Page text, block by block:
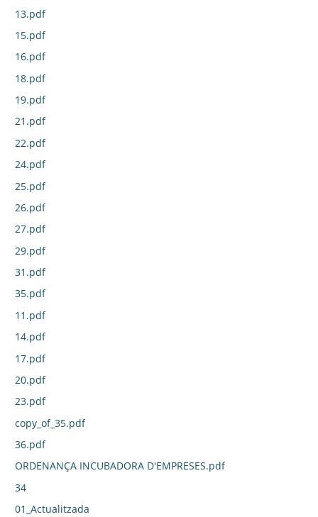
13.pdf
15.pdf
16.pdf
18.pdf
19.pdf
21.pdf
22.pdf
24.pdf
25.pdf
26.pdf
27.pdf
29.pdf
31.pdf
35.pdf
11.pdf
14.pdf
17.pdf
20.pdf
23.pdf
copy_of_35.pdf
36.pdf
ORDENANÇA INCUBADORA D'EMPRESES.pdf
34
01_Actualitzada